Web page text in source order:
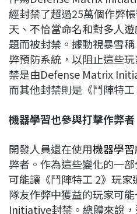
經封禁了超過25萬個作弊
天、不恰當命名和對多人
題而被封禁。據動視暴雪
弊預防系統，以阻止這些
禁是由Defense Matrix
而其他封禁則是《鬥陣特工
機器學習也參與打擊作弊者
開發人員還在使用機器學習
弊者。作為這些變化的一
可能讓《鬥陣特工 2》玩
隊友作弊中獲益的玩家可
Initiative封禁。總體來說